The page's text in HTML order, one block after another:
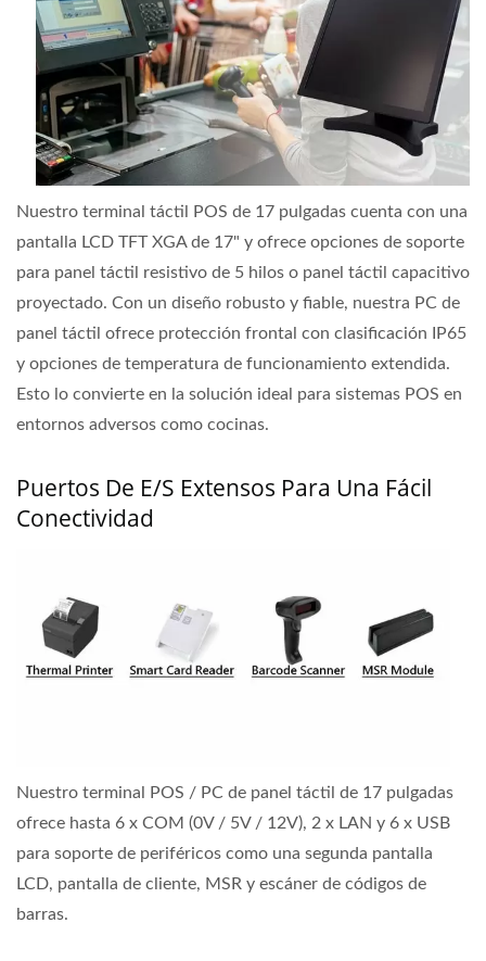
Nuestro terminal táctil POS de 17 pulgadas cuenta con una
pantalla LCD TFT XGA de 17" y ofrece opciones de soporte
para panel táctil resistivo de 5 hilos o panel táctil capacitivo
proyectado. Con un diseño robusto y fiable, nuestra PC de
panel táctil ofrece protección frontal con clasificación IP65
y opciones de temperatura de funcionamiento extendida.
Esto lo convierte en la solución ideal para sistemas POS en
entornos adversos como cocinas.
Puertos De E/S Extensos Para Una Fácil
Conectividad
Nuestro terminal POS / PC de panel táctil de 17 pulgadas
ofrece hasta 6 x COM (0V / 5V / 12V), 2 x LAN y 6 x USB
para soporte de periféricos como una segunda pantalla
LCD, pantalla de cliente, MSR y escáner de códigos de
barras.